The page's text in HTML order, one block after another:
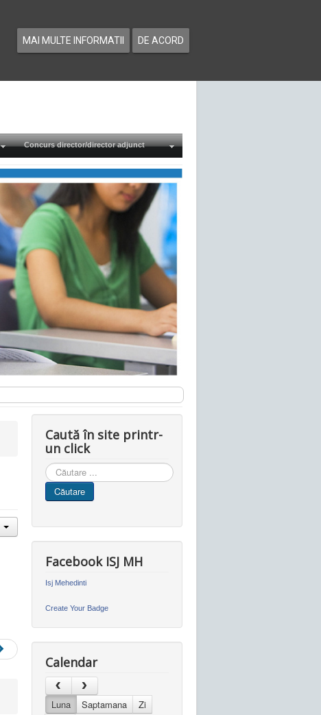
MAI MULTE INFORMATII DE ACORD
Concurs director/director adjunct
Caută în site printr-
un click
Cauta
in
site
Căutare
Facebook ISJ MH
Isj Mehedinti
Create Your Badge
Calendar
Luna Saptamana
Zi